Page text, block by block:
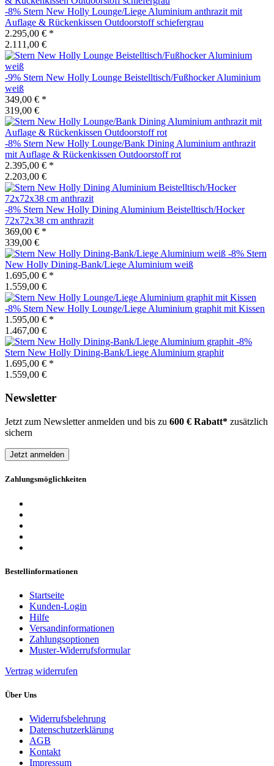
-8% Stern New Holly Lounge/Liege Aluminium anthrazit mit
Auflage & Rückenkissen Outdoorstoff schiefergrau
2.295,00 € *
2.111,00 €
-9% Stern New Holly Lounge Beistelltisch/Fußhocker Aluminium
weiß
349,00 € *
319,00 €
-8% Stern New Holly Lounge/Bank Dining Aluminium anthrazit
mit Auflage & Rückenkissen Outdoorstoff rot
2.395,00 € *
2.203,00 €
-8% Stern New Holly Dining Aluminium Beistelltisch/Hocker
72x72x38 cm anthrazit
369,00 € *
339,00 €
-8% Stern
New Holly Dining-Bank/Liege Aluminium weiß
1.695,00 € *
1.559,00 €
-8% Stern New Holly Lounge/Liege Aluminium graphit mit Kissen
1.595,00 € *
1.467,00 €
-8%
Stern New Holly Dining-Bank/Liege Aluminium graphit
1.695,00 € *
1.559,00 €
Newsletter
Jetzt zum Newsletter anmelden und bis zu 600 € Rabatt* zusätzlich
sichern
Jetzt anmelden
Zahlungsmöglichkeiten
Bestellinformationen
Startseite
Kunden-Login
Hilfe
Versandinformationen
Zahlungsoptionen
Muster-Widerrufsformular
Vertrag widerrufen
Über Uns
Widerrufsbelehrung
Datenschutzerklärung
AGB
Kontakt
Impressum